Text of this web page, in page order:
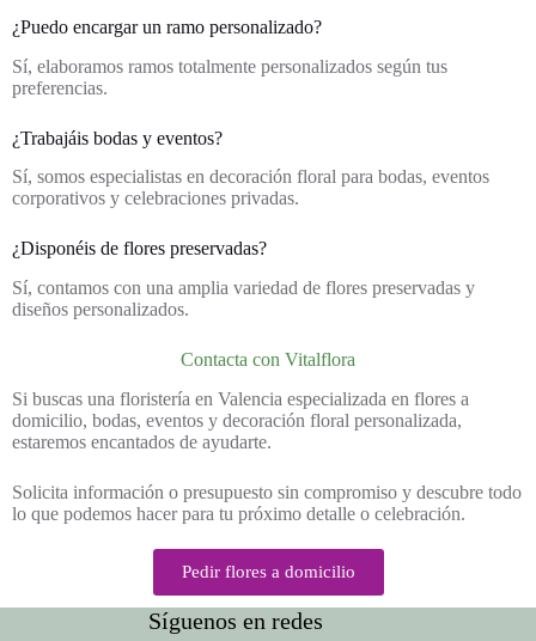
¿Puedo encargar un ramo personalizado?
Sí, elaboramos ramos totalmente personalizados según tus
preferencias.
¿Trabajáis bodas y eventos?
Sí, somos especialistas en decoración floral para bodas, eventos
corporativos y celebraciones privadas.
¿Disponéis de flores preservadas?
Sí, contamos con una amplia variedad de flores preservadas y
diseños personalizados.
Contacta con Vitalflora
Si buscas una floristería en Valencia especializada en flores a
domicilio, bodas, eventos y decoración floral personalizada,
estaremos encantados de ayudarte.
Solicita información o presupuesto sin compromiso y descubre todo
lo que podemos hacer para tu próximo detalle o celebración.
Pedir flores a domicilio
Síguenos en redes